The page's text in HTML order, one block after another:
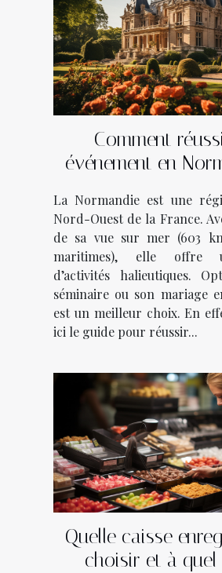
Comment
événement en
La Normandie est une
Nord-Ouest de la France.
de sa vue sur mer (603
maritimes), elle offre
d’activités halieutiques.
séminaire ou son mariage
est un meilleur choix. En
ici le guide pour réussir...
Quelle caisse
choisir et à quel